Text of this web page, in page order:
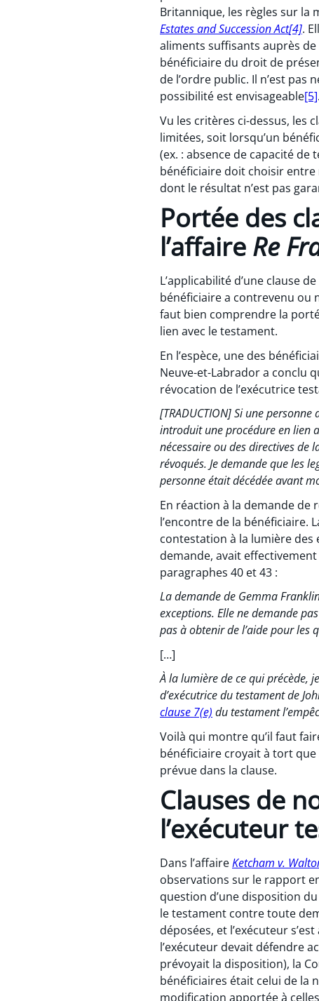
Britannique, les règles sur la
Estates and Succession Act[4].
aliments suffisants auprès
bénéficiaire du droit de
de l’ordre public. Il n’est pas
possibilité est envisageable[5]
Vu les critères ci-dessus, les
limitées, soit lorsqu’un
(ex. : absence de capacité de
bénéficiaire doit choisir
dont le résultat n’est pas
Portée des
l’affaire Re
L’applicabilité d’une clause
bénéficiaire a contrevenu ou
faut bien comprendre la
lien avec le testament.
En l’espèce, une des
Neuve-et-Labrador a conclu
révocation de l’exécutrice
[TRADUCTION] Si une
introduit une procédure en lien
nécessaire ou des directives de
révoqués. Je demande que les
personne était décédée avant
En réaction à la demande de
l’encontre de la bénéficiaire.
contestation à la lumière des
demande, avait
paragraphes 40 et 43 :
La demande de Gemma
exceptions. Elle ne demande
pas à obtenir de l’aide pour les
[…]
À la lumière de ce qui précède,
d’exécutrice du testament de
clause 7(e) du testament
Voilà qui montre qu’il faut
bénéficiaire croyait à tort
prévue dans la clause.
Clauses de
l’exécuteur
Dans l’affaireKetcham v.
observations sur le rapport
question d’une disposition
le testament contre toute
déposées, et l’exécuteur
l’exécuteur devait défendre
prévoyait la disposition), la
bénéficiaires était celui de la
modification apportée à